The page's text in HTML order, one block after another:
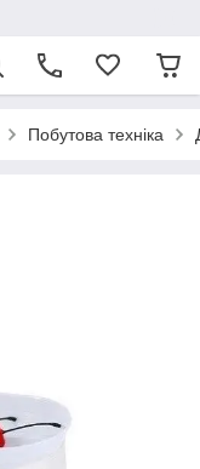
Побутова техніка